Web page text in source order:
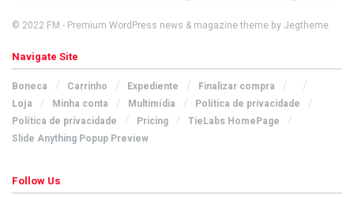
© 2022 FM - Premium WordPress news & magazine theme by Jegtheme.
Navigate Site
Boneca Carrinho Expediente
Finalizar compra
Loja
Minha conta Multimídia
Política de privacidade
Política de privacidade
Pricing
TieLabs HomePage
Slide Anything Popup Preview
Follow Us